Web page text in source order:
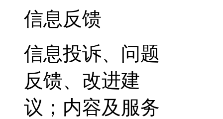
信息反馈
信息投诉、问题
反馈、改进建
议；内容及服务